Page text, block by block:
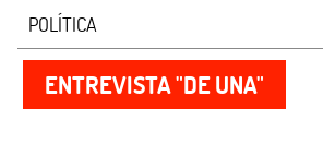
POLÍTICA
ENTREVISTA "DE UNA"